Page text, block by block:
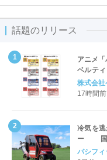
話題のリリース
アニメ
ベルテ
対応につ
株式会社
17時間前
冷気を
ー 国
Cart（
パシフィ